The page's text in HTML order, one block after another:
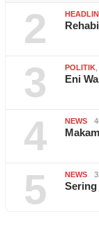
2
3 POLITIK
Eni
4 NEWS
5 NEWS